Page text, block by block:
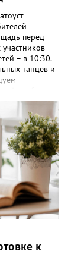
перед
– в 10:30.
танцев и
площади, -
состоятся в
в большом
в этом
к